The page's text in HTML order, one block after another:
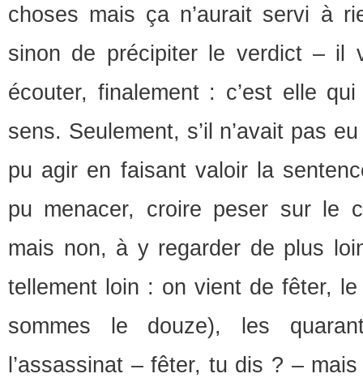
choses mais ça n’aurait servi à
sinon de précipiter le verdict – il
écouter, finalement : c’est elle
sens. Seulement, s’il n’avait pas
pu agir en faisant valoir la
pu menacer, croire peser sur le
mais non, à y regarder de plus
tellement loin : on vient de fêter,
sommes le douze), les
l’assassinat – fêter, tu dis ? –